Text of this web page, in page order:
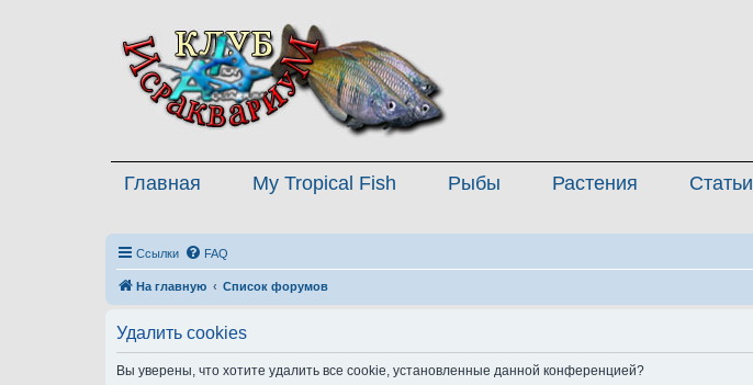
Главная My Tropical Fish Рыбы Растения Статьи
Ссылки FAQ
На главную Список форумов
Удалить cookies
Вы уверены, что хотите удалить все cookie, установленные данной конференцией?